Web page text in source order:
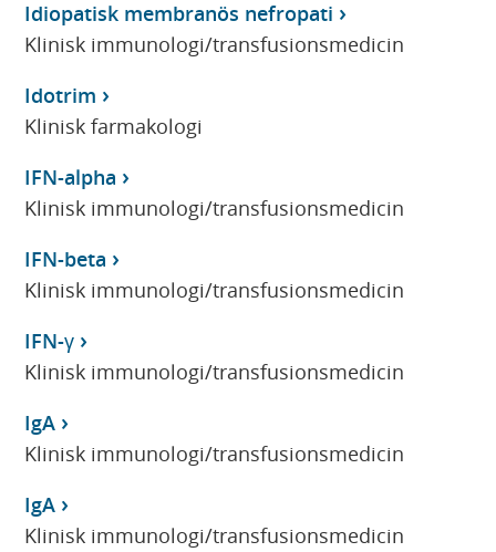
Idiopatisk membranös nefropati
Klinisk immunologi/transfusionsmedicin
Idotrim
Klinisk farmakologi
IFN-alpha
Klinisk immunologi/transfusionsmedicin
IFN-beta
Klinisk immunologi/transfusionsmedicin
IFN-γ
Klinisk immunologi/transfusionsmedicin
IgA
Klinisk immunologi/transfusionsmedicin
IgA
Klinisk immunologi/transfusionsmedicin